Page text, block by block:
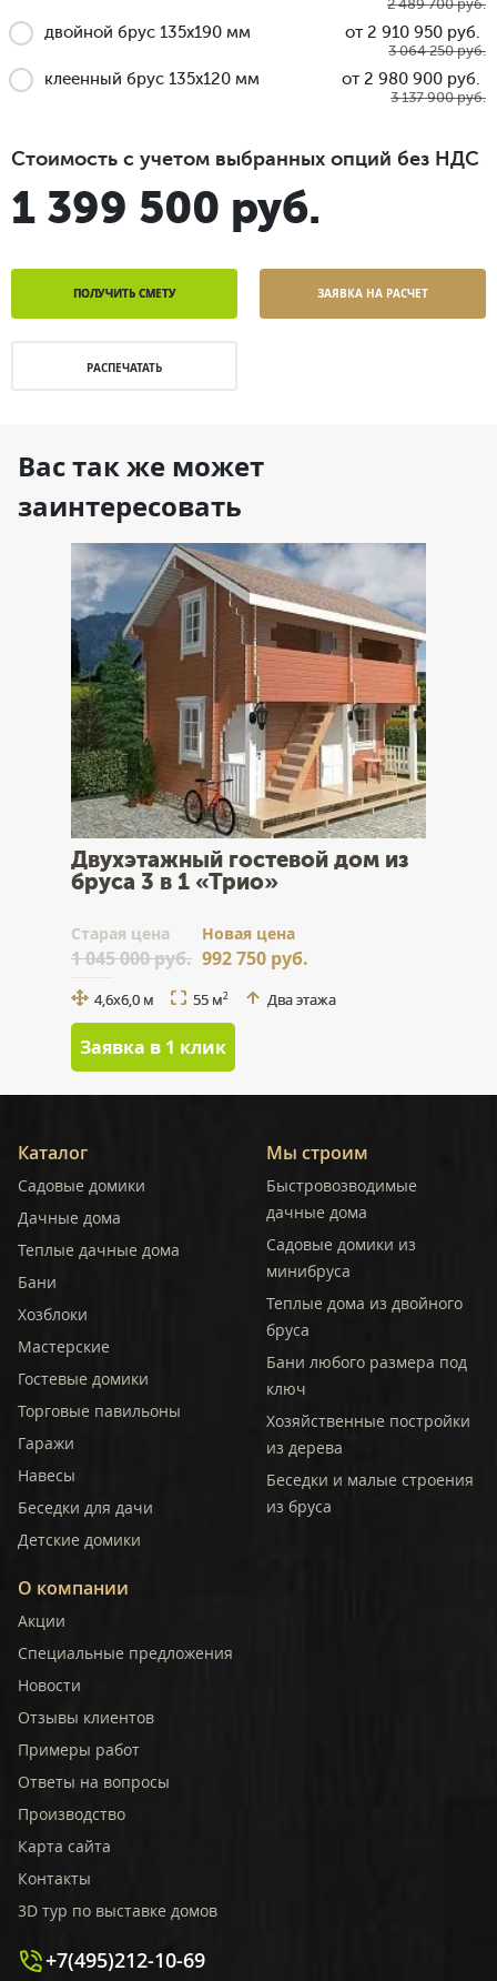
2 489 700 руб.
двойной брус 135x190 мм от 2 910 950 руб.
3 064 250 руб.
клеенный брус 135x120 мм от 2 980 900 руб.
3 137 900 руб.
Стоимость с учетом выбранных опций без НДС
1 399 500 руб.
ПОЛУЧИТЬ СМЕТУ ЗАЯВКА НА РАСЧЕТ
РАСПЕЧАТАТЬ
Вас так же может
заинтересовать
Двухэтажный гостевой дом из
бруса 3 в 1 «Трио»
Cтарая цена
1 045 000 руб.
Новая цена
992 750 руб.
4,6х6,0 м 55 м2 Два этажа
Заявка в 1 клик
Каталог
Садовые домики
Дачные дома
Теплые дачные дома
Бани
Хозблоки
Мастерские
Гостевые домики
Торговые павильоны
Гаражи
Навесы
Беседки для дачи
Детские домики
Мы строим
Быстровозводимые
дачные дома
Садовые домики из
минибруса
Теплые дома из двойного
бруса
Бани любого размера под
ключ
Хозяйственные постройки
из дерева
Беседки и малые строения
из бруса
О компании
Акции
Специальные предложения
Новости
Отзывы клиентов
Примеры работ
Ответы на вопросы
Производство
Карта сайта
Контакты
3D тур по выставке домов
+7(495)212-10-69